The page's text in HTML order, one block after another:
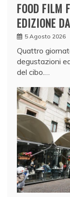
FOOD FILM
EDIZIONE
5 Agosto 2026
Quattro
degustazioni
del cibo.…